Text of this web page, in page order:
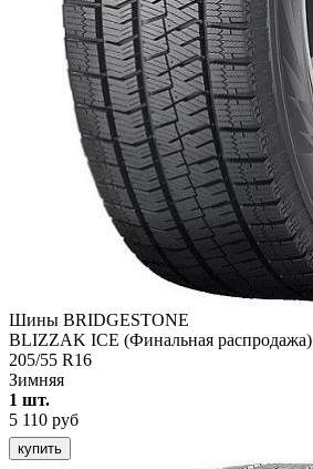
Шины BRIDGESTONE
BLIZZAK ICE (Финальная распродажа)
205/55 R16
Зимняя
1 шт.
5 110 руб
купить